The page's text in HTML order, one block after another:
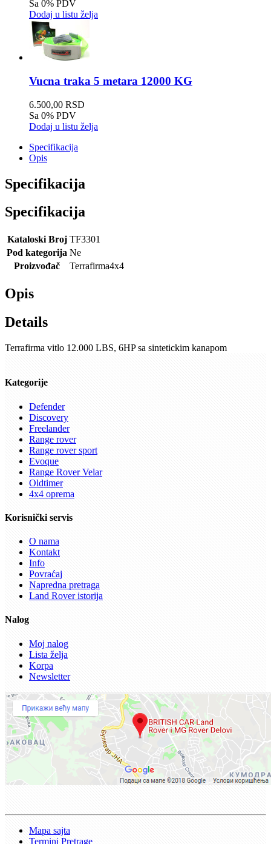
Sa 0% PDV
Dodaj u listu želja
Vucna traka 5 metara 12000 KG
6.500,00 RSD
Sa 0% PDV
Dodaj u listu želja
Specifikacija
Opis
Specifikacija
Specifikacija
Kataloski Broj TF3301
Pod kategorija Ne
Proizvođač
Terrafirma4x4
Opis
Details
Terrafirma vitlo 12.000 LBS, 6HP sa sintetickim kanapom
Kategorije
Defender
Discovery
Freelander
Range rover
Range rover sport
Evoque
Range Rover Velar
Oldtimer
4x4 oprema
Korisnički servis
O nama
Kontakt
Info
Povraćaj
Napredna pretraga
Land Rover istorija
Nalog
Moj nalog
Lista želja
Korpa
Newsletter
Mapa sajta
Termini Pretrage